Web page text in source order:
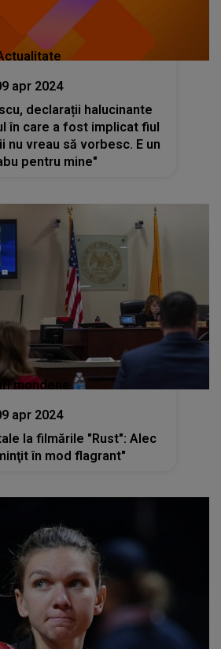
apr 2024
declarații halucinante
în care a fost implicat fiul
nu vreau să vorbesc. E un
pentru mine"
mondene
apr 2024
la filmările "Rust": Alec
în mod flagrant"